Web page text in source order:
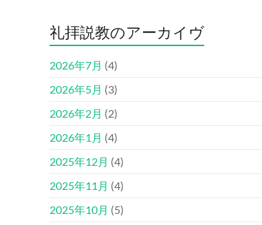
礼拝説教のアーカイヴ
2026年7月 (4)
2026年5月 (3)
2026年2月 (2)
2026年1月 (4)
2025年12月 (4)
2025年11月 (4)
2025年10月 (5)